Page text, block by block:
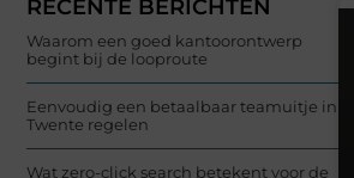
RECENTE BERICHTEN
Waarom een goed kantoorontwerp
begint bij de looproute
Eenvoudig een betaalbaar teamuitje in
Twente regelen
Wat zero-click search betekent voor de